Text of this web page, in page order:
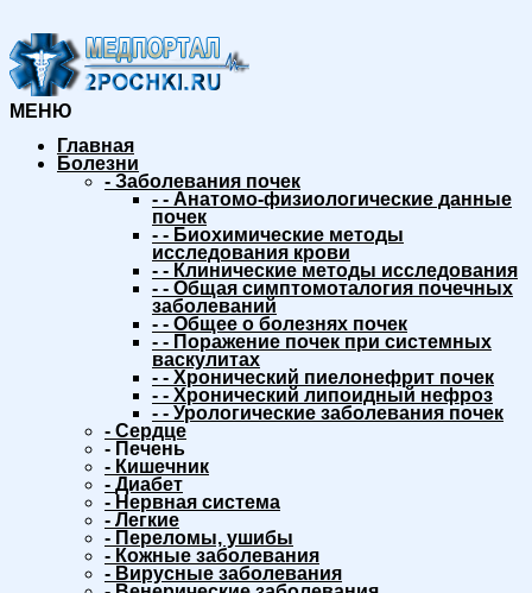
МЕНЮ
Главная
Болезни
- Заболевания почек
- - Анатомо-физиологические данные
почек
- - Биохимические методы
исследования крови
- - Клинические методы исследования
- - Общая симптомоталогия почечных
заболеваний
- - Общее о болезнях почек
- - Поражение почек при системных
васкулитах
- - Хронический пиелонефрит почек
- - Хронический липоидный нефроз
- - Урологические заболевания почек
- Сердце
- Печень
- Кишечник
- Диабет
- Нервная система
- Легкие
- Переломы, ушибы
- Кожные заболевания
- Вирусные заболевания